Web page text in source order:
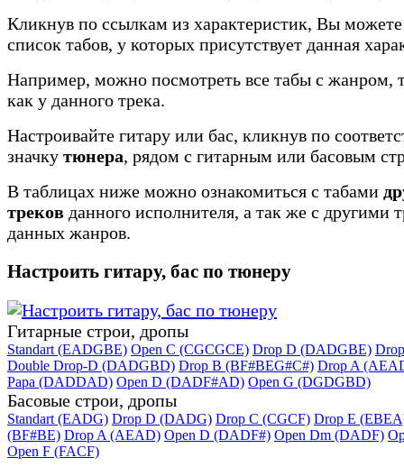
Кликнув по ссылкам из характеристик, Вы
список табов, у которых присутствует данная
Например, можно посмотреть все табы с жанром,
как у данного трека.
Настроивайте гитару или бас, кликнув по
значку тюнера, рядом с гитарным или басовым
В таблицах ниже можно ознакомиться с табами
треков данного исполнителя, а так же с другими
данных жанров.
Настроить гитару, бас по тюнеру
Гитарные строи, дропы
Standart (EADGBE) Open C (CGCGCE) Drop D (DADGBE)
Double Drop-D (DADGBD) Drop B (BF#BEG#C#) Drop A
Papa (DADDAD) Open D (DADF#AD) Open G (DGDGBD)
Басовые строи, дропы
Standart (EADG) Drop D (DADG) Drop C (CGCF) Drop E
(BF#BE) Drop A (AEAD) Open D (DADF#) Open Dm (DADF)
Open F (FACF)